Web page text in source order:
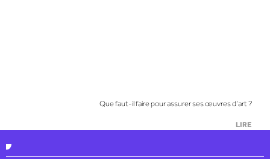
Que faut-il faire pour assurer ses œuvres d’art ?
LIRE